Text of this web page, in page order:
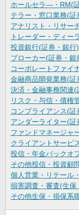
ホールセラ―・RM(
テラー・窓口業務(証
アナリスト・リサー
トレーダー・ディー
投資銀行(証券・銀行)
ブローカー(証券・銀
コーポレートファイ
金融商品開発業務(証
決済・金融事務関連(
リスク・与信・債権
コンプライアンス(証
アンダーライター(証
ファンドマネージャ
クライアントサービ
投信・年金バックオ
その他投信・投資顧
個人営業・リテール
損害調査・審査(生保
その他生保・損保系